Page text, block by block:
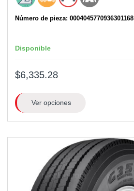
Número de pieza: 0004045770936301168
Disponible
$6,335.28
Ver opciones